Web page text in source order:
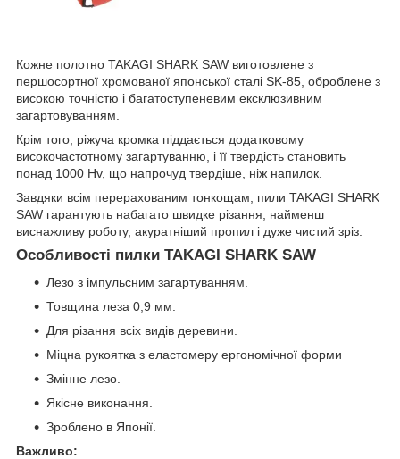
Кожне полотно TAKAGI SHARK SAW виготовлене з
першосортної хромованої японської сталі SK-85, оброблене з
високою точністю і багатоступеневим ексклюзивним
загартовуванням.
Крім того, ріжуча кромка піддається додатковому
високочастотному загартуванню, і її твердість становить
понад 1000 Hv, що напрочуд твердіше, ніж напилок.
Завдяки всім перерахованим тонкощам, пили TAKAGI SHARK
SAW гарантують набагато швидке різання, найменш
виснажливу роботу, акуратніший пропил і дуже чистий зріз.
Особливості пилки TAKAGI SHARK SAW
Лезо з імпульсним загартуванням.
Товщина леза 0,9 мм.
Для різання всіх видів деревини.
Міцна рукоятка з еластомеру ергономічної форми
Змінне лезо.
Якісне виконання.
Зроблено в Японії.
Важливо: